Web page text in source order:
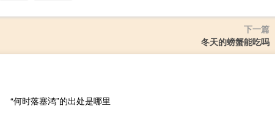
下一篇
冬天的螃蟹能吃吗
“何时落塞鸿”的出处是哪里